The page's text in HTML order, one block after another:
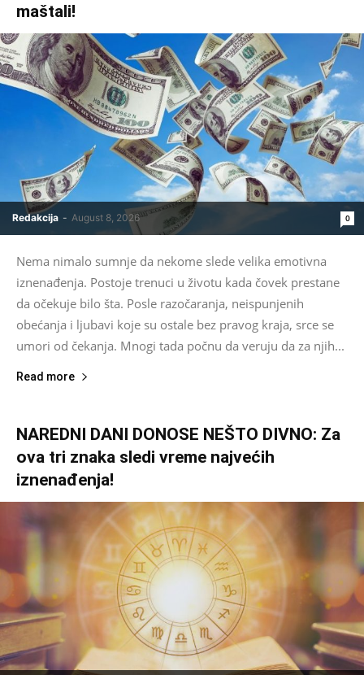
maštali!
Redakcija - August 8, 2026 0
Nema nimalo sumnje da nekome slede velika emotivna
iznenađenja. Postoje trenuci u životu kada čovek prestane
da očekuje bilo šta. Posle razočaranja, neispunjenih
obećanja i ljubavi koje su ostale bez pravog kraja, srce se
umori od čekanja. Mnogi tada počnu da veruju da za njih...
Read more
NAREDNI DANI DONOSE NEŠTO DIVNO: Za
ova tri znaka sledi vreme najvećih
iznenađenja!